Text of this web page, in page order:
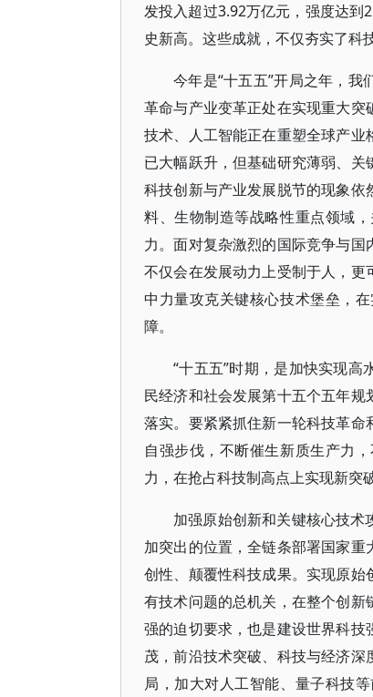
发投入超过3.92万亿元，强度达到
史新高。这些成就，不仅夯实了科
今年是“十五五”开局之年，
革命与产业变革正处在实现重大
技术、人工智能正在重塑全球产
已大幅跃升，但基础研究薄弱、关
科技创新与产业发展脱节的现象
料、生物制造等战略性重点领域
力。面对复杂激烈的国际竞争与国
不仅会在发展动力上受制于人，
中力量攻克关键核心技术堡垒，
障。
“十五五”时期，是加快实现
民经济和社会发展第十五个五年
落实。要紧紧抓住新一轮科技革
自强步伐，不断催生新质生产力
力，在抢占科技制高点上实现新突破
加强原始创新和关键核心技
加突出的位置，全链条部署国家
创性、颠覆性科技成果。实现原
有技术问题的总机关，在整个创
强的迫切要求，也是建设世界科
茂，前沿技术突破、科技与经济
局，加大对人工智能、量子科技